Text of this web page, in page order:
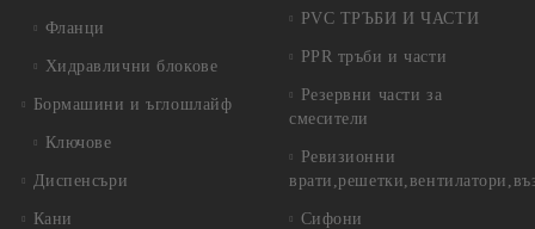
Фланци
Хидравлични блокове
Бормашини и ъглошлайф
Ключове
Диспенсъри
Кани
PVC ТРЪБИ И ЧАСТИ
PPR тръби и части
Резервни части за
смесители
Ревизионни
Сифони